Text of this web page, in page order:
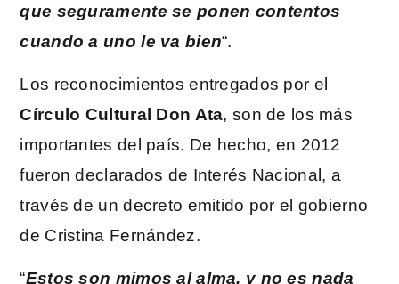
que seguramente se ponen contentos
cuando a uno le va bien“.
Los reconocimientos entregados por el
Círculo Cultural Don Ata, son de los más
importantes del país. De hecho, en 2012
fueron declarados de Interés Nacional, a
través de un decreto emitido por el gobierno
de Cristina Fernández.
“Estos son mimos al alma, y no es nada